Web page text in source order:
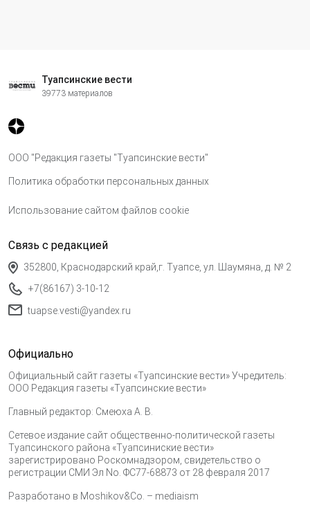
Туапсинские вести
39773 материалов
ООО "Редакция газеты "Туапсинские вести"
Политика обработки персональных данных
Использование сайтом файлов cookie
Связь с редакцией
352800, Краснодарский край,г. Туапсе, ул. Шаумяна, д. № 2
+7(86167) 3-10-12
tuapse.vesti@yandex.ru
Официально
Официальный сайт газеты «Туапсинские вести» Учредитель:
ООО Редакция газеты «Туапсинские вести»
Главный редактор: Смеюха А. В.
Сетевое издание сайт общественно-политической газеты
Туапсинского района «Туапсиниские вести»
зарегистрировано Роскомнадзором, свидетельство о
регистрации СМИ Эл No. ФС77-68873 от 28 февраля 2017
Разработано в Moshikov&Co. – mediaism